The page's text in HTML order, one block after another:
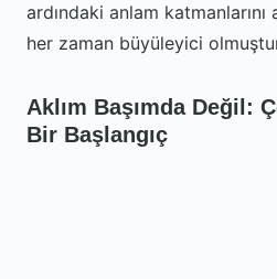
ardındaki anlam
her zaman büyüleyici
Aklım Başımda Değil:
Bir Başlangıç